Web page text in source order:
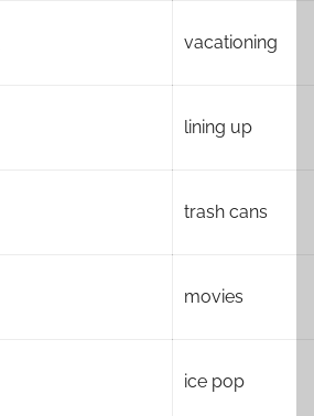
vacationing
lining up
trash cans
movies
ice pop